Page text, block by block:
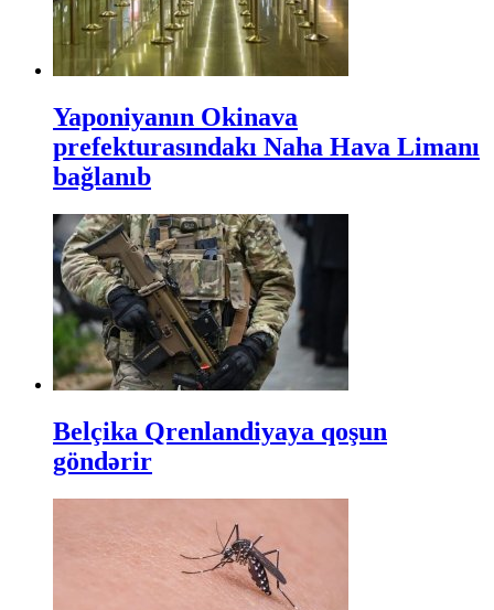
Yaponiyanın Okinava
prefekturasındakı Naha Hava Limanı
bağlanıb
Belçika Qrenlandiyaya qoşun
göndərir